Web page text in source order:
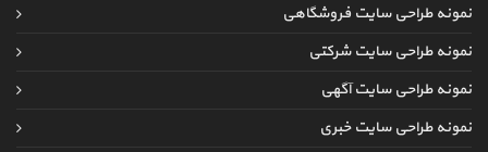
نمونه طراحی سایت فروشگاهی
نمونه طراحی سایت شرکتی
نمونه طراحی سایت آگهی
نمونه طراحی سایت خبری